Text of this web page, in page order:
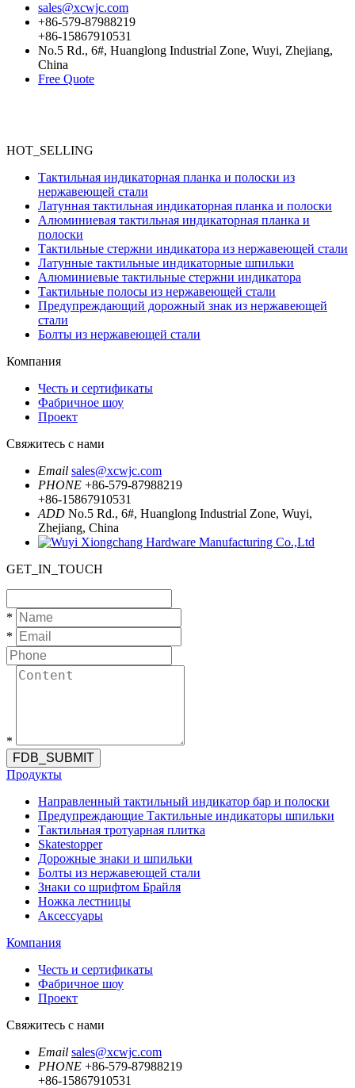
sales@xcwjc.com
+86-579-87988219
+86-15867910531
No.5 Rd., 6#, Huanglong Industrial Zone, Wuyi, Zhejiang,
China
Free Quote
HOT_SELLING
Тактильная индикаторная планка и полоски из
нержавеющей стали
Латунная тактильная индикаторная планка и полоски
Алюминиевая тактильная индикаторная планка и
полоски
Тактильные стержни индикатора из нержавеющей стали
Латунные тактильные индикаторные шпильки
Алюминиевые тактильные стержни индикатора
Тактильные полосы из нержавеющей стали
Предупреждающий дорожный знак из нержавеющей
стали
Болты из нержавеющей стали
Компания
Честь и сертификаты
Фабричное шоу
Проект
Свяжитесь с нами
Email sales@xcwjc.com
PHONE +86-579-87988219
+86-15867910531
ADD No.5 Rd., 6#, Huanglong Industrial Zone, Wuyi,
Zhejiang, China
GET_IN_TOUCH
*
*
*
FDB_SUBMIT
Продукты
Направленный тактильный индикатор бар и полоски
Предупреждающие Тактильные индикаторы шпильки
Тактильная тротуарная плитка
Skatestopper
Дорожные знаки и шпильки
Болты из нержавеющей стали
Знаки со шрифтом Брайля
Ножка лестницы
Аксессуары
Компания
Честь и сертификаты
Фабричное шоу
Проект
Свяжитесь с нами
Email sales@xcwjc.com
PHONE +86-579-87988219
+86-15867910531